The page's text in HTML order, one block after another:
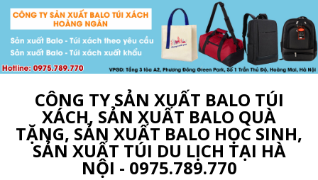
CÔNG TY SẢN XUẤT BALO TÚI
XÁCH, SẢN XUẤT BALO QUÀ
TẶNG, SẢN XUẤT BALO HỌC SINH,
SẢN XUẤT TÚI DU LỊCH TẠI HÀ
NỘI - 0975.789.770